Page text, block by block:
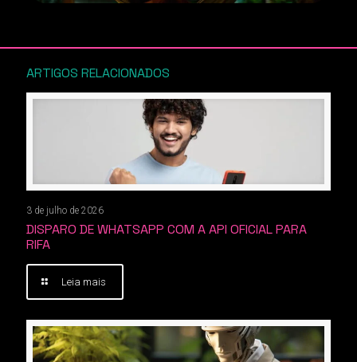
ARTIGOS RELACIONADOS
3 de julho de 2026
DISPARO DE WHATSAPP COM A API OFICIAL PARA
RIFA
Leia mais